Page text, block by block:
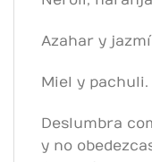
Azahar y
Miel y pachuli.
Deslumbra
y no